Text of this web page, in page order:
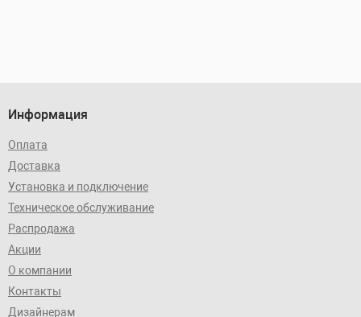
Информация
Оплата
Доставка
Установка и подключение
Техническое обслуживание
Распродажа
Акции
О компании
Контакты
Дизайнерам